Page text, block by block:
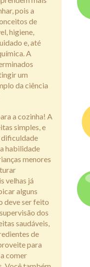
pois a
de
higiene,
e, até
A
um
da ciência
a cozinha! A
simples, e
dificuldade
habilidade
menores
velhas já
alguns
deve ser feito
dos
saudáveis,
de
para
comer